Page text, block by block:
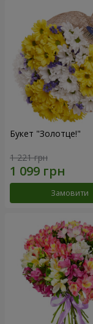
Букет "Золотце!"
1 221 грн
Замовити